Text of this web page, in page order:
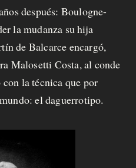
después: Boulogne-
la mudanza su hija
de Balcarce encargó,
Malosetti Costa, al conde
la técnica que por
el daguerrotipo.